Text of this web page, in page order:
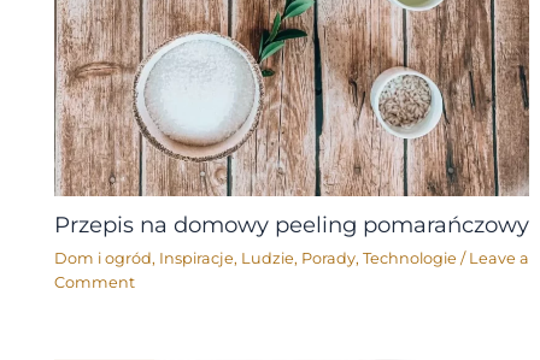
Przepis na domowy peeling pomarańczowy
Dom i ogród, Inspiracje, Ludzie, Porady, Technologie / Leave a
Comment